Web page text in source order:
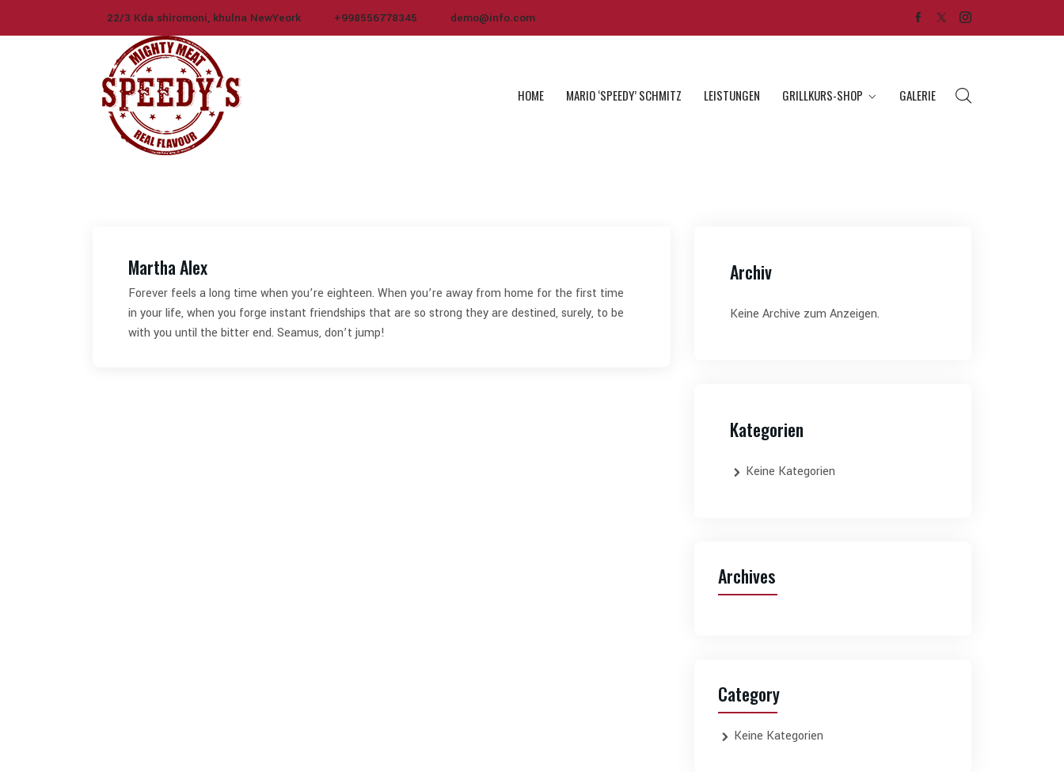
22/3 Kda shiromoni, khulna NewYeork +998556778345 demo@info.com
HOME MARIO ‘SPEEDY’ SCHMITZ LEISTUNGEN GRILLKURS-SHOP GALERIE
Martha Alex
Forever feels a long time when you’re eighteen. When you’re away from home for the first time
in your life, when you forge instant friendships that are so strong they are destined, surely, to be
with you until the bitter end. Seamus, don’t jump!
Archiv
Keine Archive zum Anzeigen.
Kategorien
Keine Kategorien
Archives
Category
Keine Kategorien